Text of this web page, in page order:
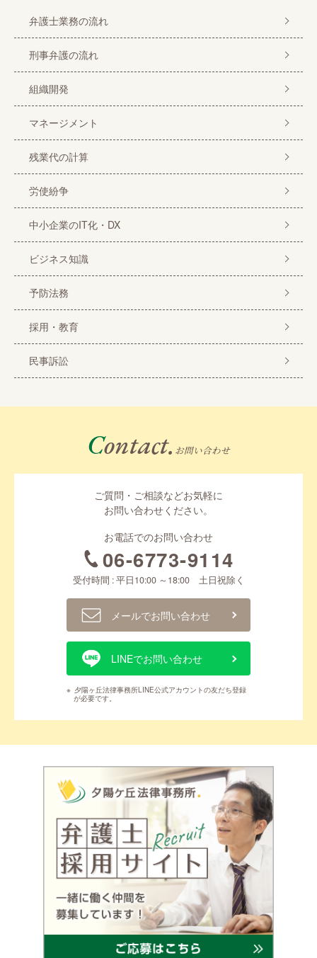
弁護士業務の流れ
刑事弁護の流れ
組織開発
マネージメント
残業代の計算
労使紛争
中小企業のIT化・DX
ビジネス知識
予防法務
採用・教育
民事訴訟
Contact. お問い合わせ
ご質問・ご相談などお気軽に
お問い合わせください。
お電話でのお問い合わせ
06-6773-9114
受付時間 : 平日10:00 ～18:00 土日祝除く
メールでお問い合わせ
LINEでお問い合わせ
※ 夕陽ヶ丘法律事務所LINE公式アカウントの友だち登録
が必要です。